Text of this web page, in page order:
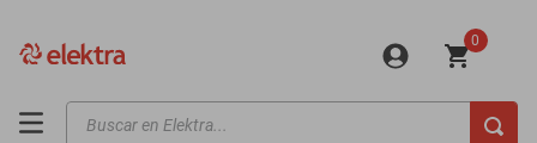
0
Buscar en Elektra...